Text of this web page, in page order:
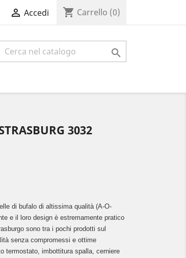
 Accedi shopping_cart Carrello (0)

3032
di bufalo di altissima qualità (A-O-
e il loro design è estremamente pratico
sono tra i pochi prodotti sul
senza compromessi e ottime
termostato, imbottitura spalla, cerniere